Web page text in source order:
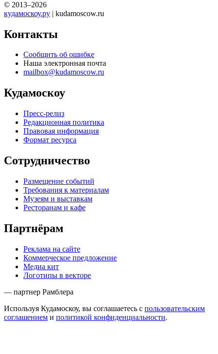
© 2013–2026
кудамоскоу.ру | kudamoscow.ru
Контакты
Сообщить об ошибке
Наша электронная почта
mailbox@kudamoscow.ru
Кудамоскоу
Пресс-релиз
Редакционная политика
Правовая информация
Формат ресурса
Сотрудничество
Размещение событий
Требования к материалам
Музеям и выставкам
Ресторанам и кафе
Партнёрам
Реклама на сайте
Коммерческое предложение
Медиа кит
Логотипы в векторе
— партнер Рамблера
Используя Кудамоскоу, вы соглашаетесь с пользовательским
соглашением и политикой конфиденциальности.